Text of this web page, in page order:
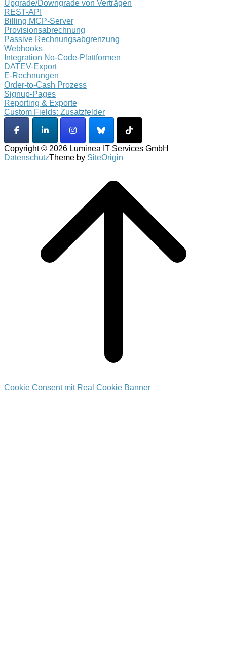
Upgrade/Downgrade von Verträgen
REST-API
Billing MCP-Server
Provisionsabrechnung
Passive Rechnungsabgrenzung
Webhooks
Integration No-Code-Plattformen
DATEV-Export
E-Rechnungen
Order-to-Cash Prozess
Signup-Pages
Reporting & Exporte
Custom Fields: Zusatzfelder
Copyright © 2026 Luminea IT Services GmbH
DatenschutzTheme by SiteOrigin
Cookie Consent mit Real Cookie Banner